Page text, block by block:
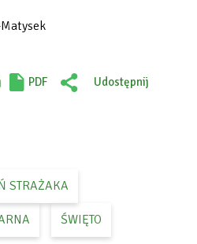
PDF
Udostępnij
STRAŻAKA
ŚWIĘTO